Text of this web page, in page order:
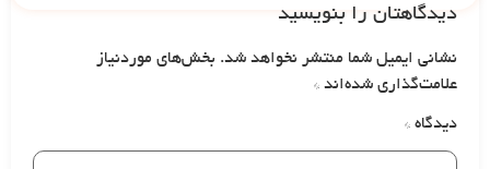
دیدگاهتان را بنویسید
نشانی ایمیل شما منتشر نخواهد شد. بخش‌های موردنیاز
علامت‌گذاری شده‌اند *
دیدگاه *